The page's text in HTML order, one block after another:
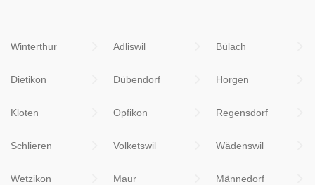
Winterthur Adliswil Bülach
Dietikon Dübendorf Horgen
Kloten Opfikon Regensdorf
Schlieren Volketswil Wädenswil
Wetzikon Maur Männedorf